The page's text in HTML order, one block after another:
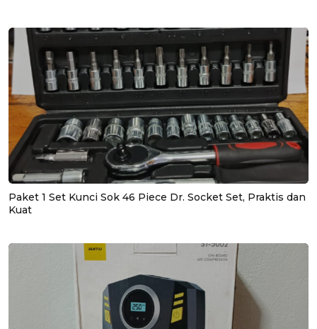
Paket 1 Set Kunci Sok 46 Piece Dr. Socket Set, Praktis dan
Kuat